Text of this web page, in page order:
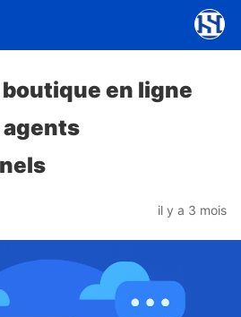
en ligne
agents
il y a 3 mois